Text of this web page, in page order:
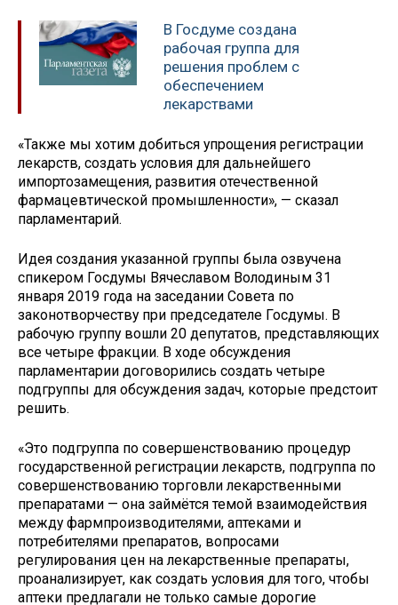
В Госдуме создана
рабочая группа для
решения проблем с
обеспечением
лекарствами
«Также мы хотим добиться упрощения регистрации
лекарств, создать условия для дальнейшего
импортозамещения, развития отечественной
фармацевтической промышленности», — сказал
парламентарий.
Идея создания указанной группы была озвучена
спикером Госдумы Вячеславом Володиным 31
января 2019 года на заседании Совета по
законотворчеству при председателе Госдумы. В
рабочую группу вошли 20 депутатов, представляющих
все четыре фракции. В ходе обсуждения
парламентарии договорились создать четыре
подгруппы для обсуждения задач, которые предстоит
решить.
«Это подгруппа по совершенствованию процедур
государственной регистрации лекарств, подгруппа по
совершенствованию торговли лекарственными
препаратами — она займётся темой взаимодействия
между фармпроизводителями, аптеками и
потребителями препаратов, вопросами
регулирования цен на лекарственные препараты,
проанализирует, как создать условия для того, чтобы
аптеки предлагали не только самые дорогие